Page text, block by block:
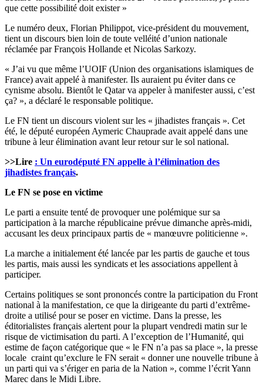
que cette possibilité doit exister »
Le numéro deux, Florian Philippot, vice-président du mouvement,
tient un discours bien loin de toute velléité d’union nationale
réclamée par François Hollande et Nicolas Sarkozy.
« J’ai vu que même l’UOIF (Union des organisations islamiques de
France) avait appelé à manifester. Ils auraient pu éviter dans ce
cynisme absolu. Bientôt le Qatar va appeler à manifester aussi, c’est
ça? », a déclaré le responsable politique.
Le FN tient un discours violent sur les « jihadistes français ». Cet
été, le député européen Aymeric Chauprade avait appelé dans une
tribune à leur élimination avant leur retour sur le sol national.
>>Lire : Un eurodéputé FN appelle à l’élimination des
jihadistes français.
Le FN se pose en victime
Le parti a ensuite tenté de provoquer une polémique sur sa
participation à la marche républicaine prévue dimanche après-midi,
accusant les deux principaux partis de « manœuvre politicienne ».
La marche a initialement été lancée par les partis de gauche et tous
les partis, mais aussi les syndicats et les associations appellent à
participer.
Certains politiques se sont prononcés contre la participation du Front
national à la manifestation, ce que la dirigeante du parti d’extrême-
droite a utilisé pour se poser en victime. Dans la presse, les
éditorialistes français alertent pour la plupart vendredi matin sur le
risque de victimisation du parti. A l’exception de l’Humanité, qui
estime de façon catégorique que « le FN n’a pas sa place », la presse
locale craint qu’exclure le FN serait « donner une nouvelle tribune à
un parti qui va s’ériger en paria de la Nation », comme l’écrit Yann
Marec dans le Midi Libre.